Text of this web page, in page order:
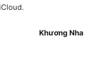
Khương Nha